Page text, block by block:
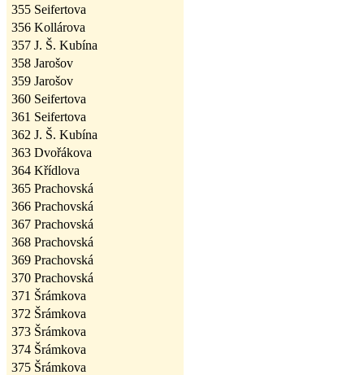
355 Seifertova
356 Kollárova
357 J. Š. Kubína
358 Jarošov
359 Jarošov
360 Seifertova
361 Seifertova
362 J. Š. Kubína
363 Dvořákova
364 Křídlova
365 Prachovská
366 Prachovská
367 Prachovská
368 Prachovská
369 Prachovská
370 Prachovská
371 Šrámkova
372 Šrámkova
373 Šrámkova
374 Šrámkova
375 Šrámkova